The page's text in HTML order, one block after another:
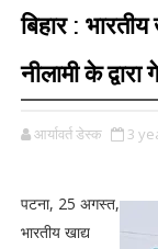
बिहार :
नीलामी के
आर्यावर्त डेस्क 3
पटना, 25 अगस्त,
भारतीय खाद्य